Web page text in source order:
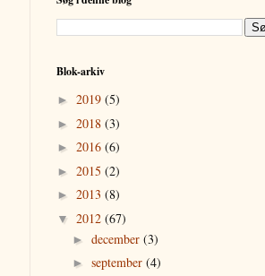
Blok-arkiv
► 2019 (5)
► 2018 (3)
► 2016 (6)
► 2015 (2)
► 2013 (8)
▼ 2012 (67)
► december (3)
► september (4)